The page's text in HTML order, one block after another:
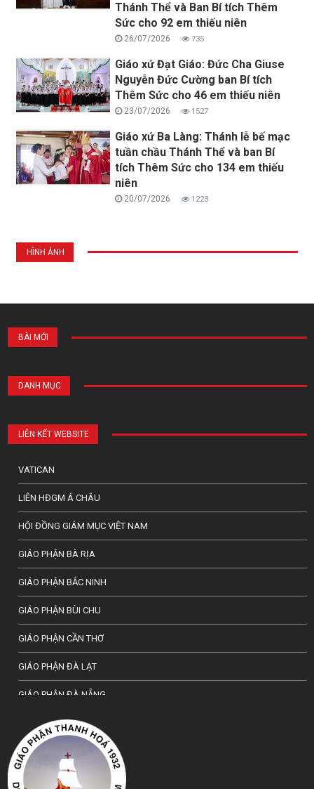
Thánh Thể và Ban Bí tích Thêm
Sức cho 92 em thiếu niên
26/07/2026 735
Giáo xứ Đạt Giáo: Đức Cha Giuse
Nguyễn Đức Cường ban Bí tích
Thêm Sức cho 46 em thiếu niên
23/07/2026 1527
Giáo xứ Ba Làng: Thánh lễ bế mạc
tuần chầu Thánh Thể và ban Bí
tích Thêm Sức cho 134 em thiếu
niên
20/07/2026 1223
HÌNH ẢNH
BÀI MỚI
DANH MỤC
LIÊN KẾT WEBSITE
VATICAN
LIÊN HĐGM Á CHÂU
HỘI ĐỒNG GIÁM MỤC VIỆT NAM
GIÁO PHẬN BÀ RỊA
GIÁO PHẬN BẮC NINH
GIÁO PHẬN BÙI CHU
GIÁO PHẬN CẦN THƠ
GIÁO PHẬN ĐÀ LẠT
GIÁO PHẬN ĐÀ NẴNG
TỔNG GIÁO PHẬN HÀ NỘI
GIÁO PHẬN HẢI PHÒNG
TỔNG GIÁO PHẬN HUẾ